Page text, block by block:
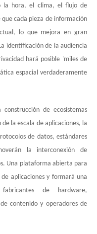
la hora, el clima, el flujo de
cada pieza de información
lo que mejora en gran
identificación de la audiencia
hará posible 'miles de
espacial verdaderamente
de ecosistemas
la escala de aplicaciones, la
de datos, estándares
la interconexión de
Una plataforma abierta para
aplicaciones y formará una
de hardware,
contenido y operadores de